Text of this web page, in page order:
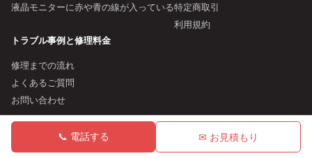
液晶モニターに赤や青の線が入っている特定商取引
利用規約
トラブル事例と修理料金
修理までの流れ
よくあるご質問
お問い合わせ
© 2026 液晶修理センター（D-LIFE）
📞 電話する ✉ お見積もり